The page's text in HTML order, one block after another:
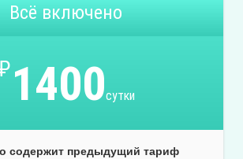
Всё включено
1400сутки
содержит предыдущий тариф